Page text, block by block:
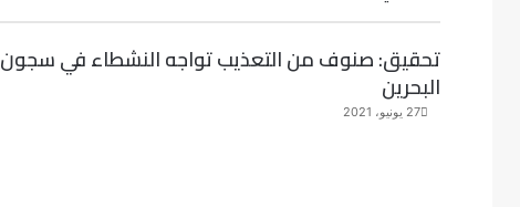
ا
ق
تحقيق: صنوف من التعذيب تواجه النشطاء في سجون
البحرين
27 يونيو، 2021